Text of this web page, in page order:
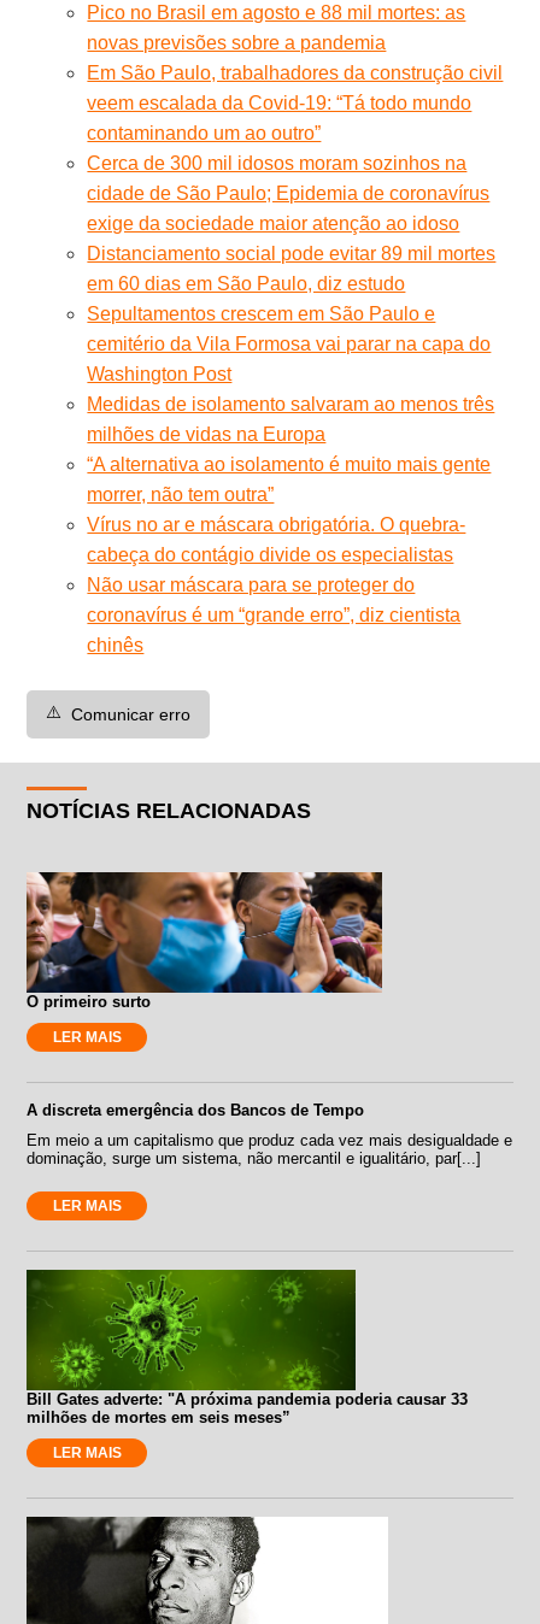
Pico no Brasil em agosto e 88 mil mortes: as
novas previsões sobre a pandemia
Em São Paulo, trabalhadores da construção civil
veem escalada da Covid-19: “Tá todo mundo
contaminando um ao outro”
Cerca de 300 mil idosos moram sozinhos na
cidade de São Paulo; Epidemia de coronavírus
exige da sociedade maior atenção ao idoso
Distanciamento social pode evitar 89 mil mortes
em 60 dias em São Paulo, diz estudo
Sepultamentos crescem em São Paulo e
cemitério da Vila Formosa vai parar na capa do
Washington Post
Medidas de isolamento salvaram ao menos três
milhões de vidas na Europa
“A alternativa ao isolamento é muito mais gente
morrer, não tem outra”
Vírus no ar e máscara obrigatória. O quebra-
cabeça do contágio divide os especialistas
Não usar máscara para se proteger do
coronavírus é um “grande erro”, diz cientista
chinês
⚠️ Comunicar erro
NOTÍCIAS RELACIONADAS
O primeiro surto
LER MAIS
A discreta emergência dos Bancos de Tempo
Em meio a um capitalismo que produz cada vez mais desigualdade e
dominação, surge um sistema, não mercantil e igualitário, par[...]
LER MAIS
Bill Gates adverte: "A próxima pandemia poderia causar 33
milhões de mortes em seis meses”
LER MAIS